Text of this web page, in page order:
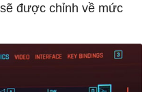
được chỉnh về mức